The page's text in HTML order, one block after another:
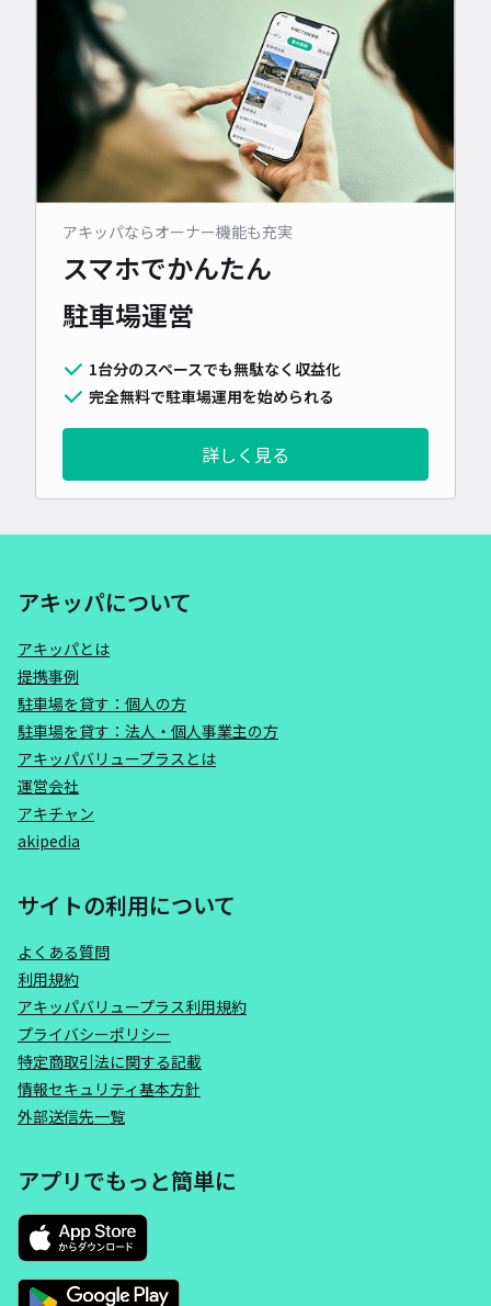
アキッパならオーナー機能も充実
スマホでかんたん
駐車場運営
1台分のスペースでも無駄なく収益化
完全無料で駐車場運用を始められる
詳しく見る
アキッパについて
アキッパとは
提携事例
駐車場を貸す：個人の方
駐車場を貸す：法人・個人事業主の方
アキッパバリュープラスとは
運営会社
アキチャン
akipedia
サイトの利用について
よくある質問
利用規約
アキッパバリュープラス利用規約
プライバシーポリシー
特定商取引法に関する記載
情報セキュリティ基本方針
外部送信先一覧
アプリでもっと簡単に